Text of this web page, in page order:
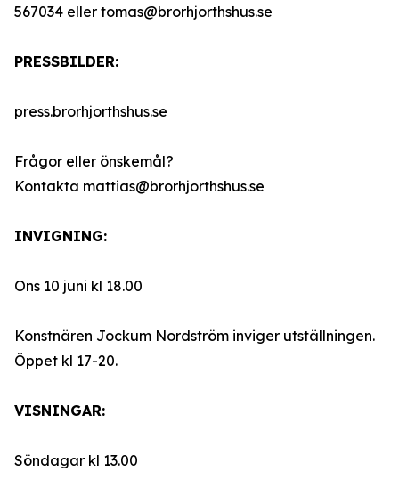
567034 eller tomas@brorhjorthshus.se
PRESSBILDER:
press.brorhjorthshus.se
Frågor eller önskemål?
Kontakta mattias@brorhjorthshus.se
INVIGNING:
Ons 10 juni kl 18.00
Konstnären Jockum Nordström inviger utställningen.
Öppet kl 17-20.
VISNINGAR:
Söndagar kl 13.00